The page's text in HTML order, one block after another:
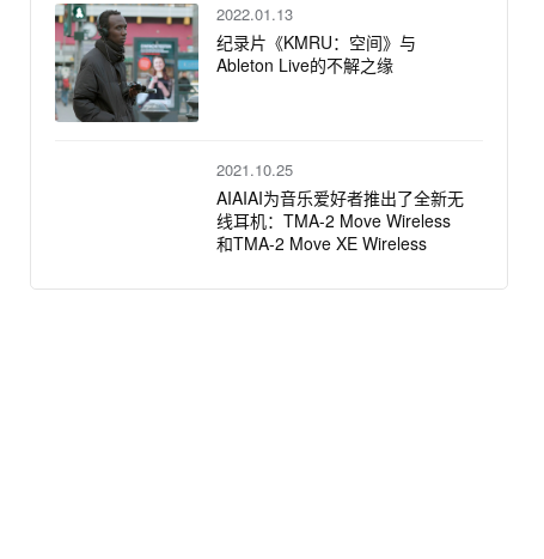
2022.01.13
纪录片《KMRU：空间》与
Ableton Live的不解之缘
2021.10.25
AIAIAI为音乐爱好者推出了全新无
线耳机：TMA-2 Move Wireless
和TMA-2 Move XE Wireless